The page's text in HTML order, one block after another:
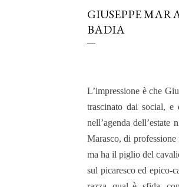
GIUSEPPE
BADIA
L’impressione è che
trascinato dai social, e
nell’agenda
Marasco, di
ma ha il piglio del
sul picaresco ed epico-